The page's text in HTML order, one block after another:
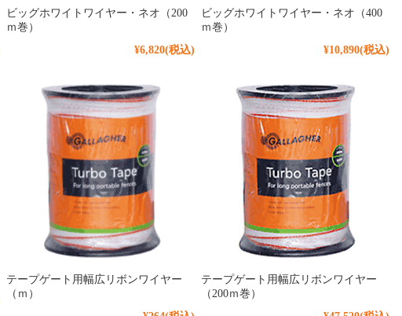
ビッグホワイトワイヤー・ネオ（200
ｍ巻）
¥6,820(税込)
ビッグホワイトワイヤー・ネオ（400
ｍ巻）
¥10,890(税込)
テープゲート用幅広リボンワイヤー
（ｍ）
テープゲート用幅広リボンワイヤー
（200ｍ巻）